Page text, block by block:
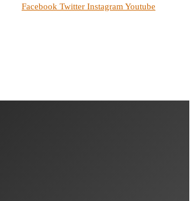
Facebook Twitter InstagramYoutube